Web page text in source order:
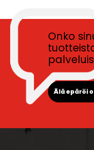
Onko
Älä epäröi